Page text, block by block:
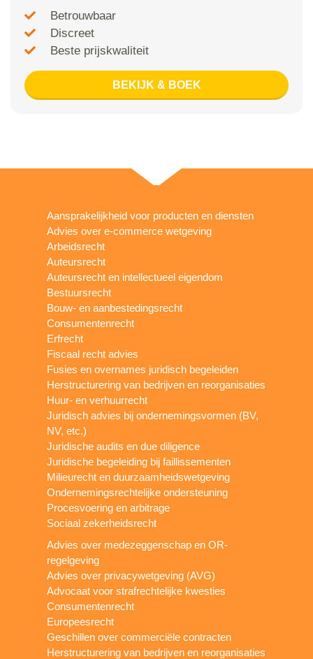
Betrouwbaar
Discreet
Beste prijskwaliteit
BEKIJK & BOEK
Aansprakelijkheid voor producten en diensten
Advies over e-commerce wetgeving
Arbeidsrecht
Auteursrecht
Auteursrecht en intellectueel eigendom
Bestuursrecht
Bouw- en aanbestedingsrecht
Consumentenrecht
Erfrecht
Fiscaal recht advies
Fusies en overnames juridisch begeleiden
Herstructurering van bedrijven en reorganisaties
Huur- en verhuurrecht
Juridisch advies bij ondernemingsvormen (BV,
NV, etc.)
Juridische audits en due diligence
Juridische begeleiding bij faillissementen
Milieurecht en duurzaamheidswetgeving
Ondernemingsrechtelijke ondersteuning
Procesvoering en arbitrage
Sociaal zekerheidsrecht
Advies over medezeggenschap en OR-
regelgeving
Advies over privacywetgeving (AVG)
Advocaat voor strafrechtelijke kwesties
Consumentenrecht
Europeesrecht
Geschillen over commerciële contracten
Herstructurering van bedrijven en reorganisaties